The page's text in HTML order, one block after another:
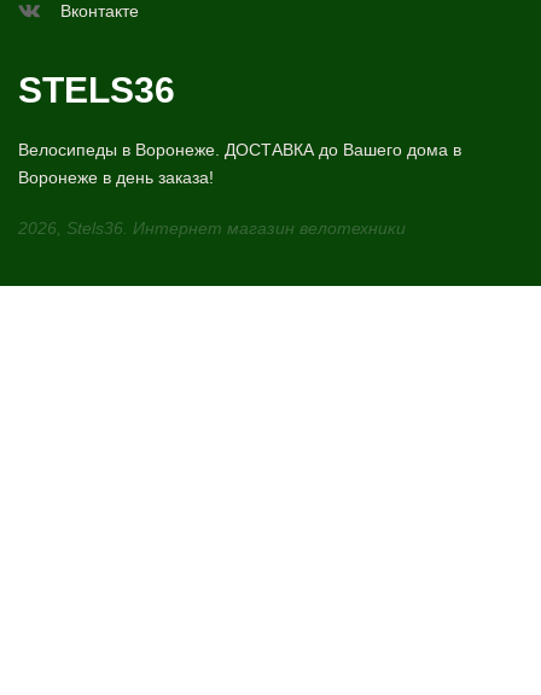
Вконтакте
STELS36
Велосипеды в Воронеже. ДОСТАВКА до Вашего дома в
Воронеже в день заказа!
2026, Stels36. Интернет магазин велотехники